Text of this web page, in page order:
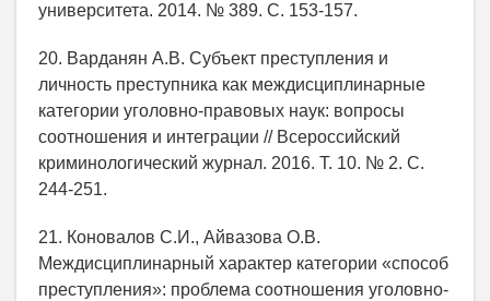
университета. 2014. № 389. С. 153-157.
20. Варданян А.В. Субъект преступления и
личность преступника как междисциплинарные
категории уголовно-правовых наук: вопросы
соотношения и интеграции // Всероссийский
криминологический журнал. 2016. Т. 10. № 2. С.
244-251.
21. Коновалов С.И., Айвазова О.В.
Междисциплинарный характер категории «способ
преступления»: проблема соотношения уголовно-